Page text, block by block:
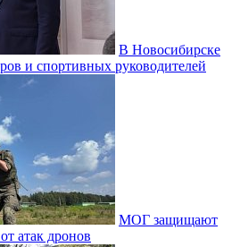
В Новосибирске
и спортивных руководителей
МОГ защищают
атак дронов